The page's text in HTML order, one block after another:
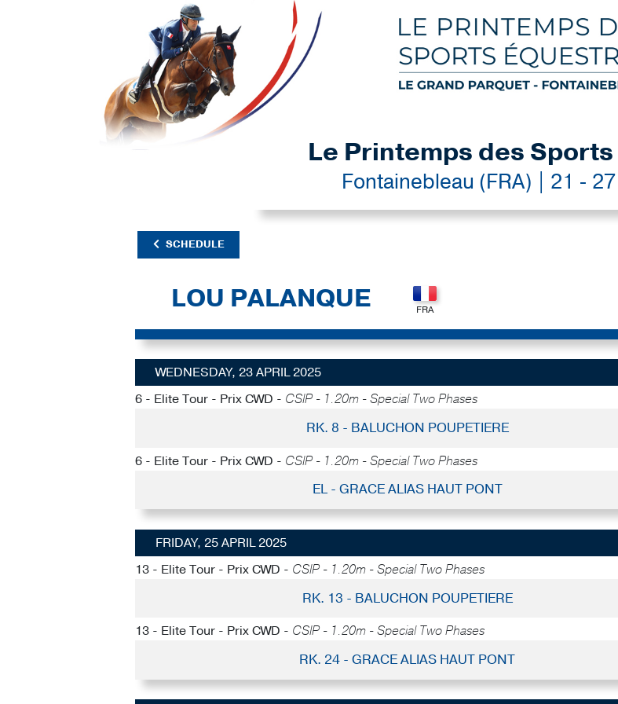
Le Printemps des
Fontainebleau (FRA) | 21 -
SCHEDULE
LOU PALANQUE
WEDNESDAY, 23 APRIL 2025
6 - Elite Tour - Prix CWD - CSIP - 1.20m - Special Two Phases
RK. 8 - BALUCHON POUPETIERE
6 - Elite Tour - Prix CWD - CSIP - 1.20m - Special Two Phases
EL - GRACE ALIAS HAUT PONT
FRIDAY, 25 APRIL 2025
13 - Elite Tour - Prix CWD - CSIP - 1.20m - Special Two Phases
RK. 13 - BALUCHON POUPETIERE
13 - Elite Tour - Prix CWD - CSIP - 1.20m - Special Two Phases
RK. 24 - GRACE ALIAS HAUT PONT